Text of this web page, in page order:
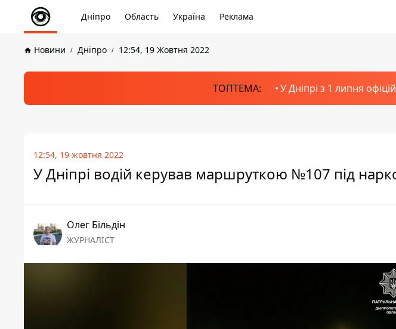
Дніпро Область Україна Реклама
Новини Дніпро 12:54, 19 Жовтня 2022
ТОПТЕМА: У Дніпрі з 1 липня
12:54, 19 жовтня 2022
У Дніпрі водій керував маршруткою №107 під
Олег Більдін
ЖУРНАЛІСТ